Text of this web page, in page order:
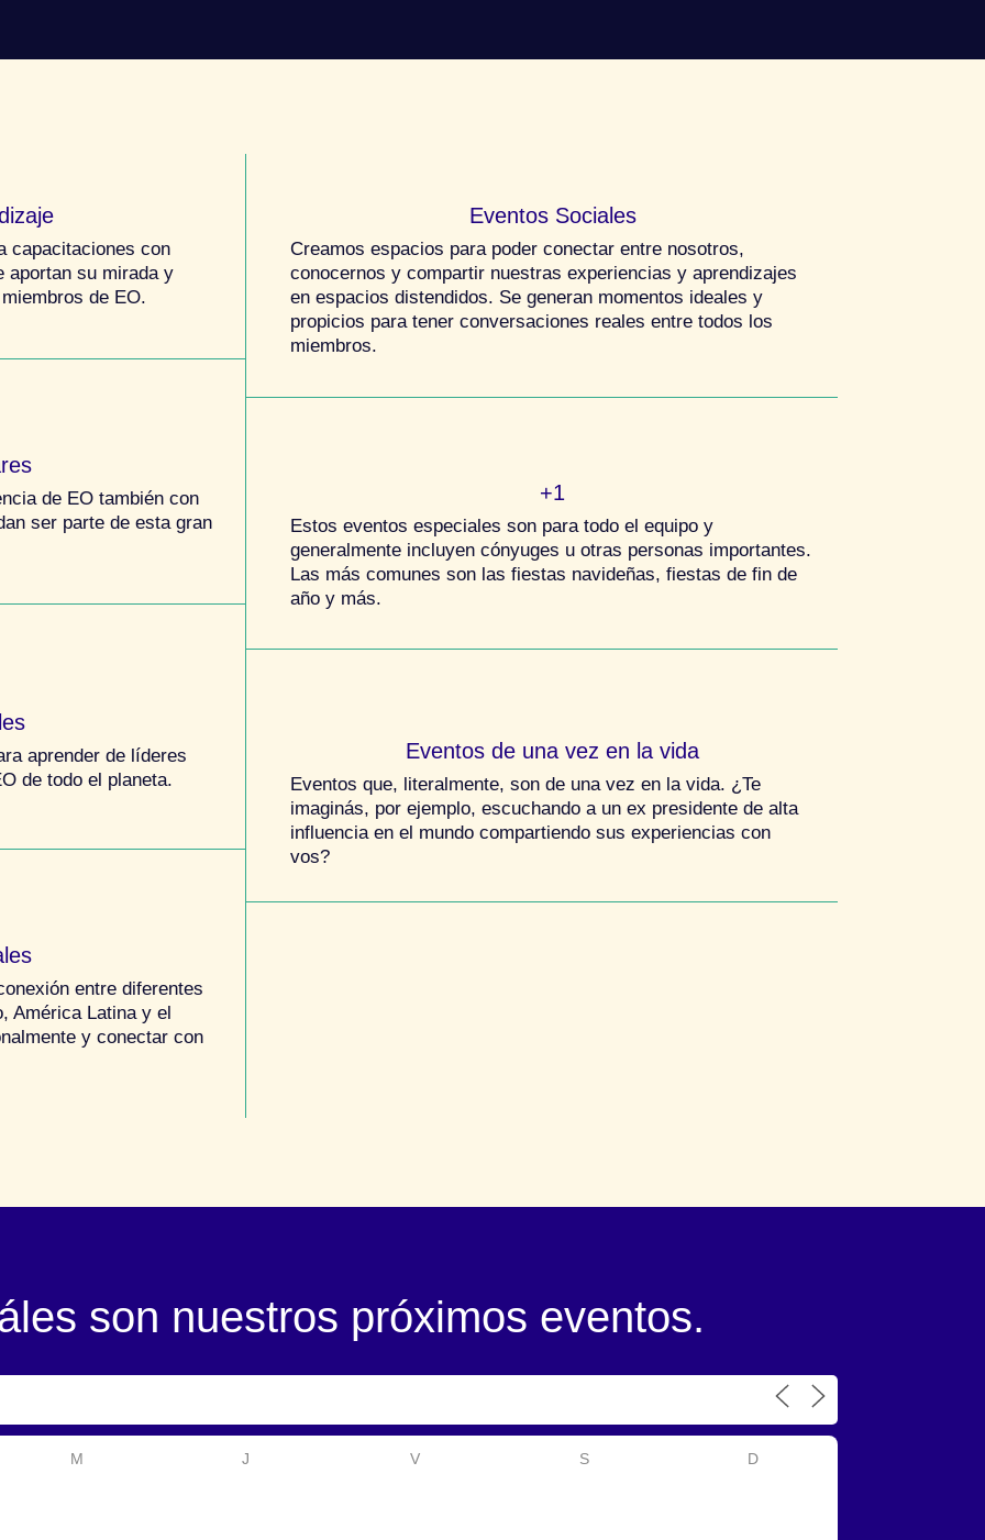
capacitaciones con
aportan su mirada y
de EO.
de EO también con
ser parte de esta gran
aprender de líderes
de todo el planeta.
entre diferentes
América Latina y el
y conectar con
Eventos Sociales
Creamos espacios para poder conectar entre nosotros,
conocernos y compartir nuestras experiencias y aprendizajes
en espacios distendidos. Se generan momentos ideales y
propicios para tener conversaciones reales entre todos los
miembros.
+1
Estos eventos especiales son para todo el equipo y
generalmente incluyen cónyuges u otras personas importantes.
Las más comunes son las fiestas navideñas, fiestas de fin de
año y más.
Eventos de una vez en la vida
Eventos que, literalmente, son de una vez en la vida. ¿Te
imaginás, por ejemplo, escuchando a un ex presidente de alta
influencia en el mundo compartiendo sus experiencias con
vos?
son nuestros próximos eventos.
M J V S D